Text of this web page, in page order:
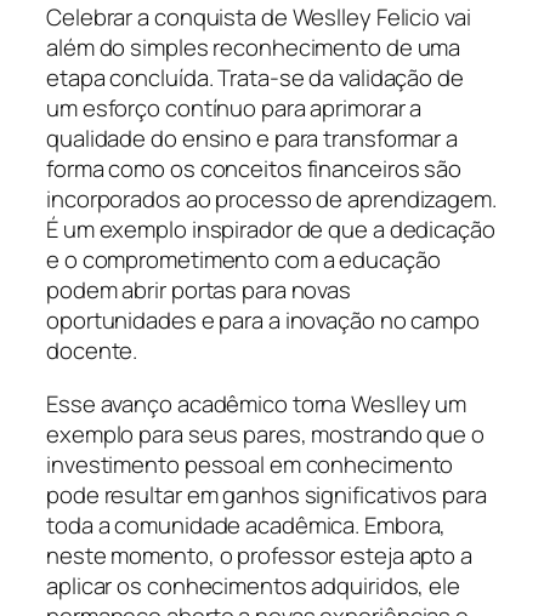
Celebrar a conquista de Weslley Felicio vai
além do simples reconhecimento de uma
etapa concluída. Trata-se da validação de
um esforço contínuo para aprimorar a
qualidade do ensino e para transformar a
forma como os conceitos financeiros são
incorporados ao processo de aprendizagem.
É um exemplo inspirador de que a dedicação
e o comprometimento com a educação
podem abrir portas para novas
oportunidades e para a inovação no campo
docente.
Esse avanço acadêmico torna Weslley um
exemplo para seus pares, mostrando que o
investimento pessoal em conhecimento
pode resultar em ganhos significativos para
toda a comunidade acadêmica. Embora,
neste momento, o professor esteja apto a
aplicar os conhecimentos adquiridos, ele